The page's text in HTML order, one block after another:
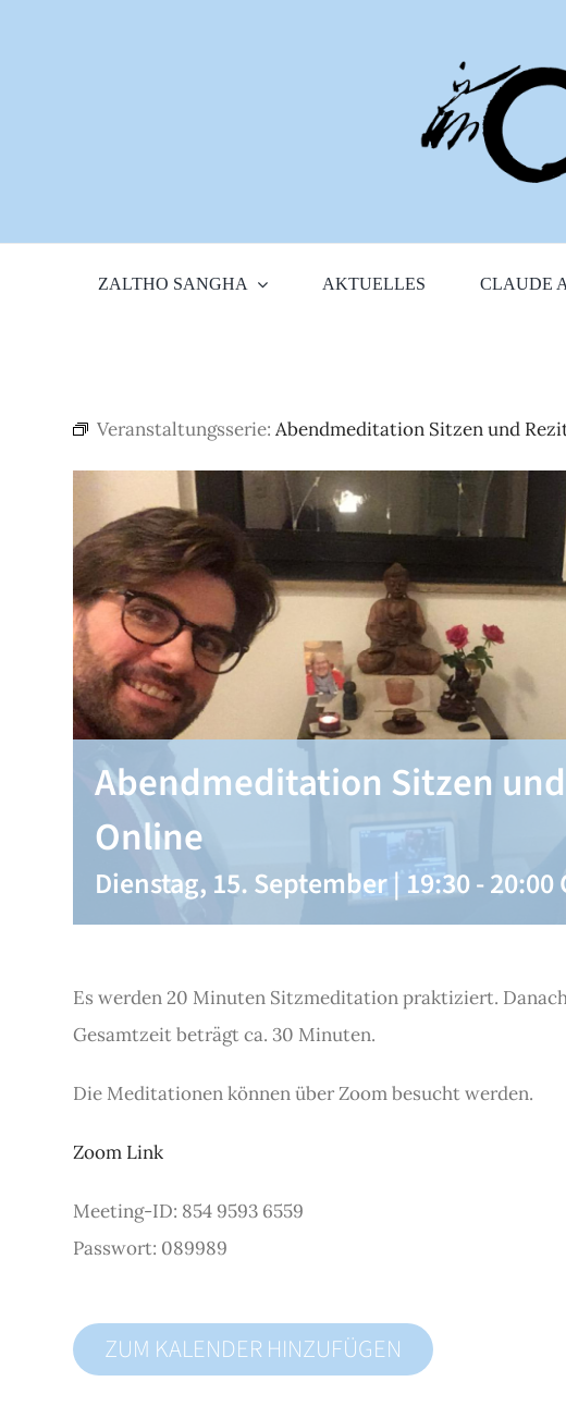
ZALTHO SANGHA AKTUELLES CLAUDE
Veranstaltungsserie:Abendmeditation Sitzen und
Abendmeditation Sitzen
Online
Dienstag, 15. September | 19:30-20:00
Es werden 20 Minuten Sitzmeditation praktiziert.
Gesamtzeit beträgt ca. 30 Minuten.
Die Meditationen können über Zoom besucht werden.
Zoom Link
Meeting-ID: 854 9593 6559
Passwort: 089989
ZUM KALENDER HINZUFÜGEN